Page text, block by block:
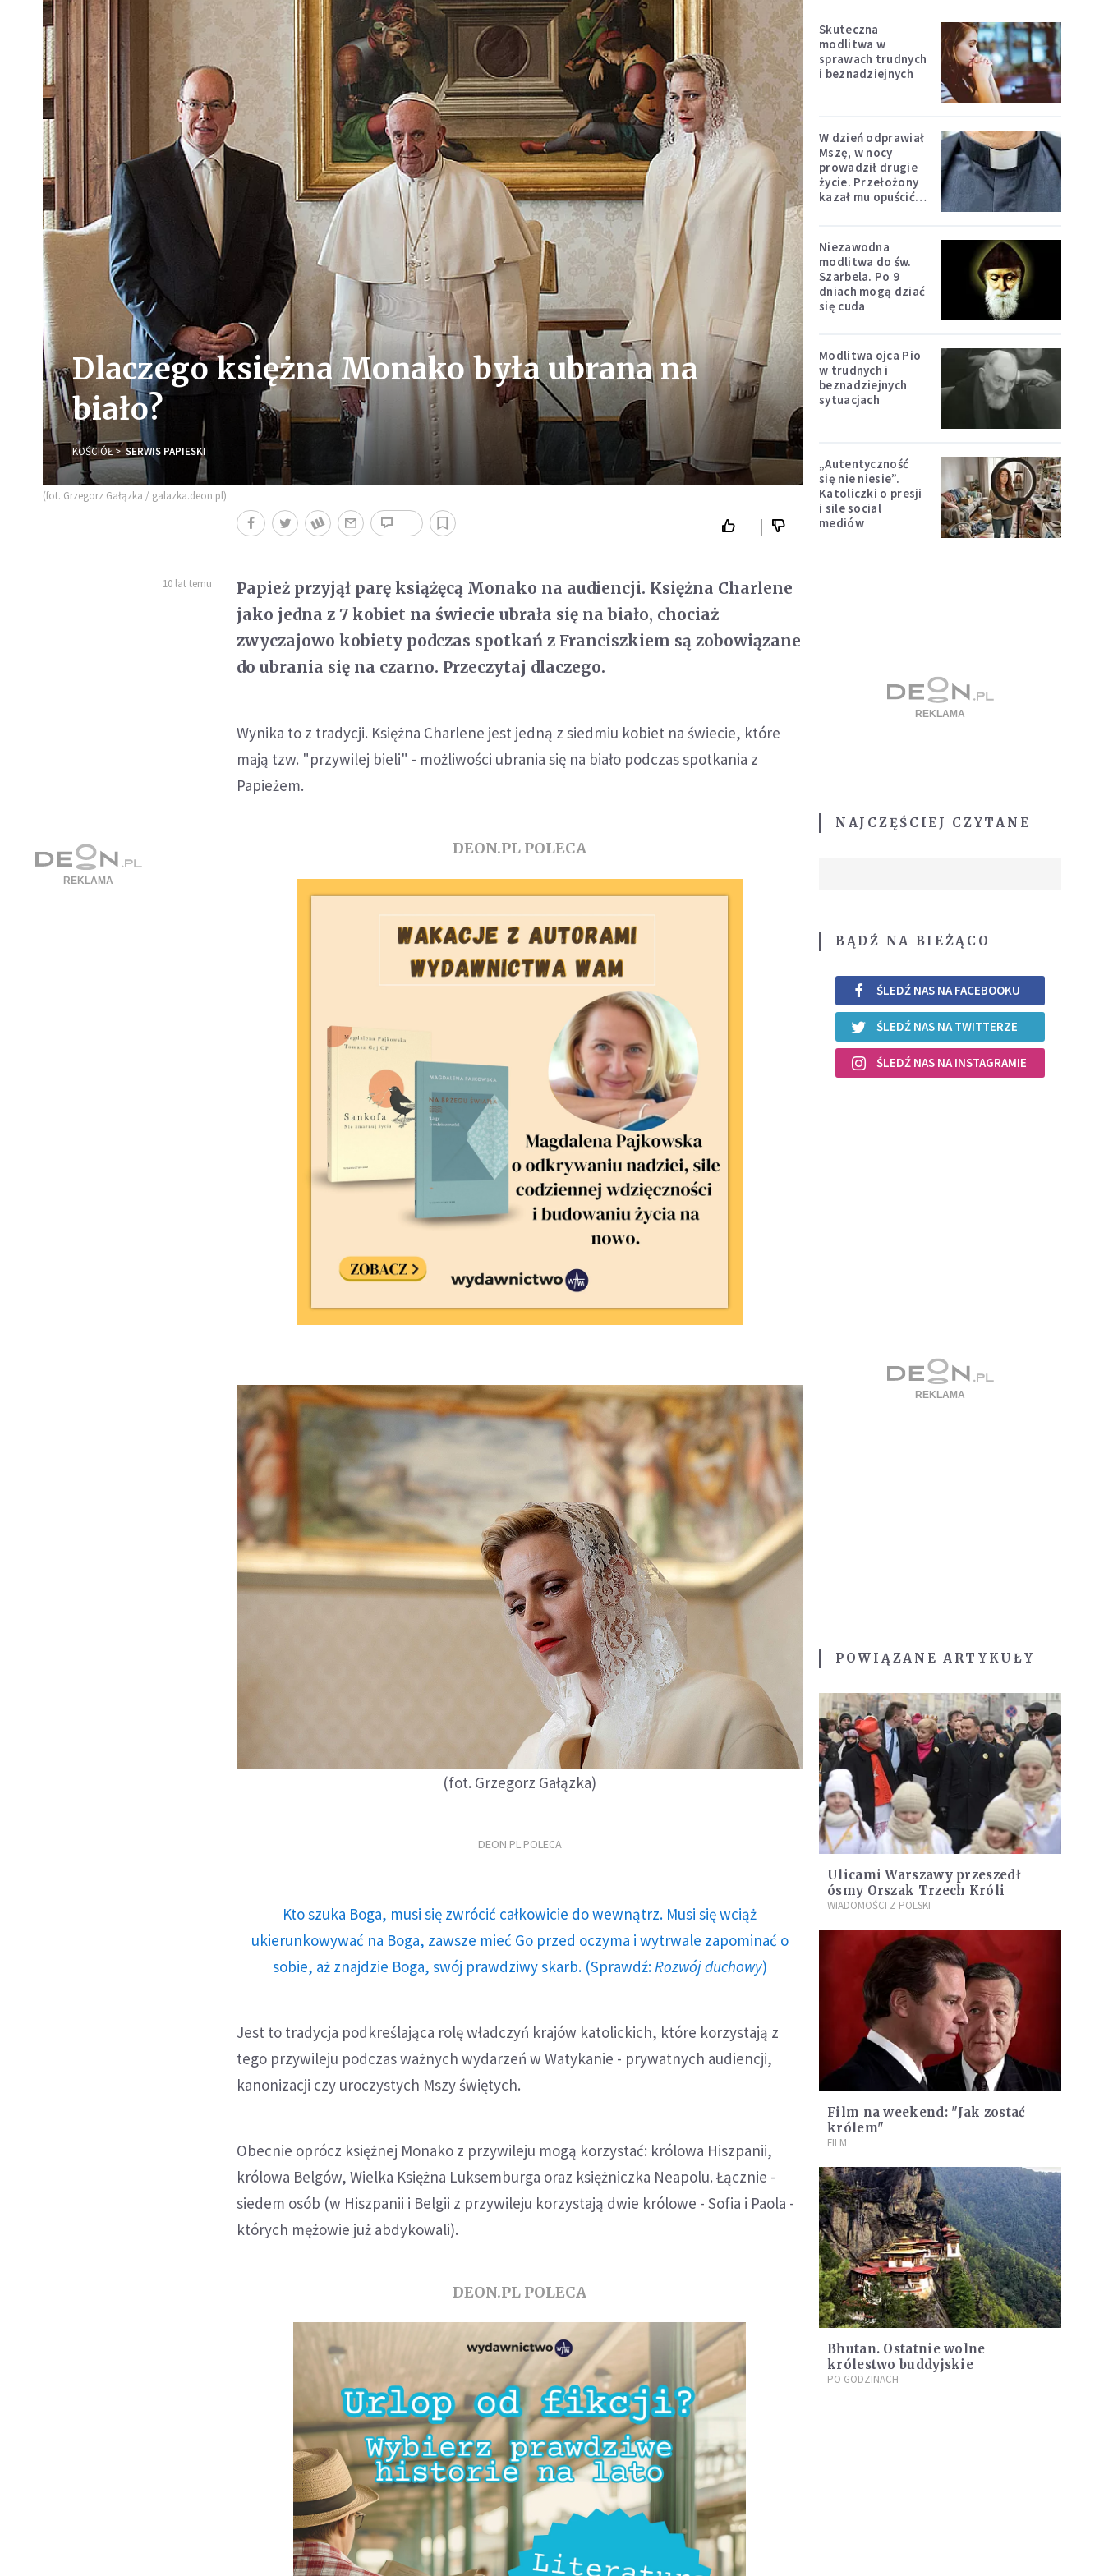
Dlaczego księżna Monako była ubrana na
biało?
KOŚCIÓŁ SERWIS PAPIESKI
(fot. Grzegorz Gałązka / galazka.deon.pl)
10 lat temu
Papież przyjął parę książęcą Monako na audiencji. Księżna Charlene
jako jedna z 7 kobiet na świecie ubrała się na biało, chociaż
zwyczajowo kobiety podczas spotkań z Franciszkiem są zobowiązane
do ubrania się na czarno. Przeczytaj dlaczego.
Wynika to z tradycji. Księżna Charlene jest jedną z siedmiu kobiet na świecie, które
mają tzw. "przywilej bieli" - możliwości ubrania się na biało podczas spotkania z
Papieżem.
DEON.PL POLECA
(fot. Grzegorz Gałązka)
DEON.PL POLECA
Kto szuka Boga, musi się zwrócić całkowicie do wewnątrz. Musi się wciąż
ukierunkowywać na Boga, zawsze mieć Go przed oczyma i wytrwale zapominać o
sobie, aż znajdzie Boga, swój prawdziwy skarb. (Sprawdź:Rozwój duchowy)
Jest to tradycja podkreślająca rolę władczyń krajów katolickich, które korzystają z
tego przywileju podczas ważnych wydarzeń w Watykanie - prywatnych audiencji,
kanonizacji czy uroczystych Mszy świętych.
Obecnie oprócz księżnej Monako z przywileju mogą korzystać: królowa Hiszpanii,
królowa Belgów, Wielka Księżna Luksemburga oraz księżniczka Neapolu. Łącznie -
siedem osób (w Hiszpanii i Belgii z przywileju korzystają dwie królowe - Sofia i Paola -
których mężowie już abdykowali).
DEON.PL POLECA
Skuteczna
modlitwa w
sprawach trudnych
i beznadziejnych
W dzień odprawiał
Mszę, w nocy
prowadził drugie
życie. Przełożony
kazał mu opuścić
Niezawodna
modlitwa do św.
Szarbela. Po 9
dniach mogą dziać
się cuda
Modlitwa ojca Pio
w trudnych i
beznadziejnych
sytuacjach
„Autentyczność
się nie niesie”.
Katoliczki o presji
i sile social
mediów
NAJCZĘŚCIEJ CZYTANE
BĄDŹ NA BIEŻĄCO
ŚLEDŹ NAS NA FACEBOOKU
ŚLEDŹ NAS NA TWITTERZE
ŚLEDŹ NAS NA INSTAGRAMIE
POWIĄZANE ARTYKUŁY
Ulicami Warszawy przeszedł
ósmy Orszak Trzech Króli
WIADOMOŚCI Z POLSKI
Film na weekend: "Jak zostać
królem"
FILM
Bhutan. Ostatnie wolne
królestwo buddyjskie
PO GODZINACH